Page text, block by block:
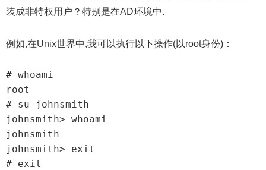
装成非特权用户？特别是在AD环境中.
例如,在Unix世界中,我可以执行以下操作(以root身份)：
# whoami
root
# su johnsmith
johnsmith> whoami
johnsmith
johnsmith> exit
# exit